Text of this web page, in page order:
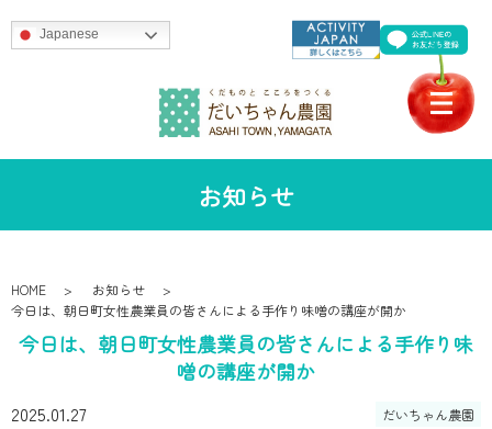
Japanese
お知らせ
HOME
お知らせ
今日は、朝日町女性農業員の皆さんによる手作り味噌の講座が開か
今日は、朝日町女性農業員の皆さんによる手作り味
噌の講座が開か
2025.01.27 だいちゃん農園